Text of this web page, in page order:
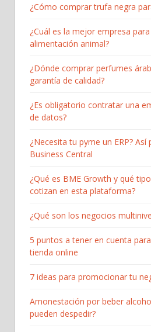
¿Cómo comprar trufa negra
¿Cuál es la mejor empresa
alimentación animal?
¿Dónde comprar perfumes
garantía de calidad?
¿Es obligatorio contratar una
de datos?
¿Necesita tu pyme un ERP? Así
Business Central
¿Qué es BME Growth y qué
cotizan en esta plataforma?
¿Qué son los negocios
5 puntos a tener en cuenta
tienda online
7 ideas para promocionar tu
Amonestación por beber
pueden despedir?